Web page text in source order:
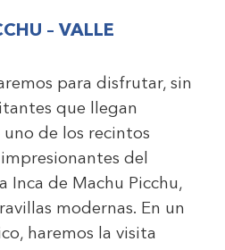
– VALLE
para disfrutar, sin
que llegan
de los recintos
del
Inca de Machu Picchu,
modernas. En un
haremos la visita